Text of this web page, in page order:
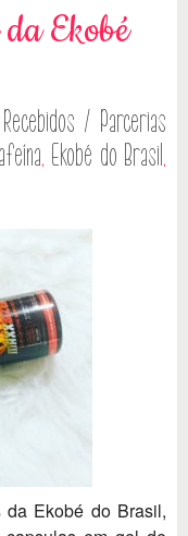
Ekobé
Recebidos / Parcerias
, Ekobé do Brasil,
Ekobé do Brasil,